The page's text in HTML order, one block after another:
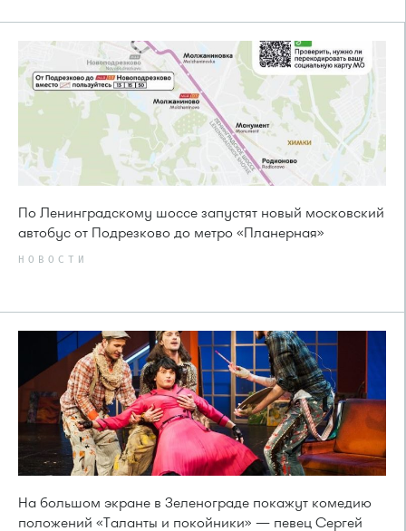
По Ленинградскому шоссе запустят новый московский
автобус от Подрезково до метро «Планерная»
НОВОСТИ
На большом экране в Зеленограде покажут комедию
положений «Таланты и покойники» — певец Сергей